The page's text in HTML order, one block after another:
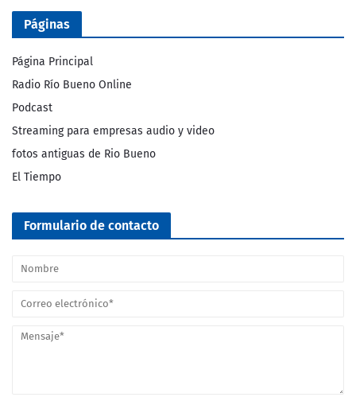
Páginas
Página Principal
Radio Río Bueno Online
Podcast
Streaming para empresas audio y video
fotos antiguas de Rio Bueno
El Tiempo
Formulario de contacto